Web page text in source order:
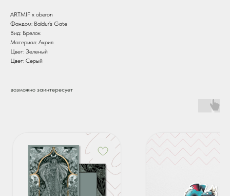
ARTMIF х oberon
Фандом: Baldur’s Gate
Вид: Брелок
Материал: Акрил
Цвет: Зеленый
Цвет: Серый
возможно заинтересует